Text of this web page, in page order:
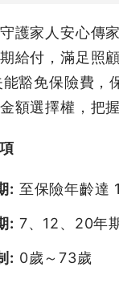
護家人安心傳家
給付，滿足照
能豁免保險費，
額選擇權，把
: 至保險年齡達
: 7、12、20年
: 0歲～73歲